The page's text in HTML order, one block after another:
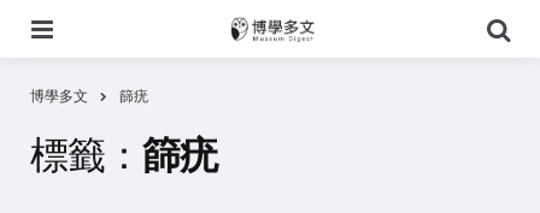
尋
博學多文 篩疣
標籤： 篩疣